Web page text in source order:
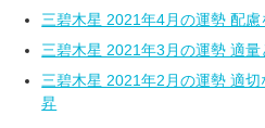
三碧木星 2021年4月の運勢 配
三碧木星 2021年3月の運勢 適
三碧木星 2021年2月の運勢 適
昇